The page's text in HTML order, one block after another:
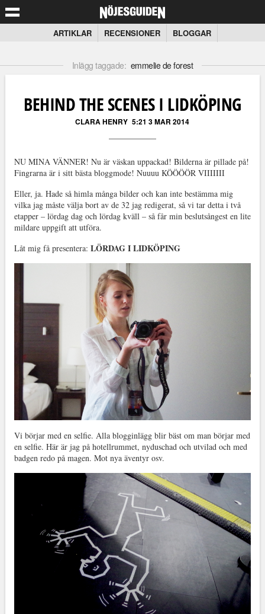
ARTIKLAR RECENSIONER BLOGGAR
Inlägg taggade: emmelie de forest
BEHIND THE SCENES I LIDKÖPING
CLARA HENRY 5:21 3 MAR 2014
NU MINA VÄNNER! Nu är väskan uppackad! Bilderna är pillade på!
Fingrarna är i sitt bästa bloggmode! Nuuuu KÖÖÖÖR VIIIIIII
Eller, ja. Hade så himla många bilder och kan inte bestämma mig
vilka jag måste välja bort av de 32 jag redigerat, så vi tar detta i två
etapper – lördag dag och lördag kväll – så får min beslutsångest en lite
mildare uppgift att utföra.
Låt mig få presentera: LÖRDAG I LIDKÖPING
Vi börjar med en selfie. Alla blogginlägg blir bäst om man börjar med
en selfie. Här är jag på hotellrummet, nyduschad och utvilad och med
badgen redo på magen. Mot nya äventyr osv.